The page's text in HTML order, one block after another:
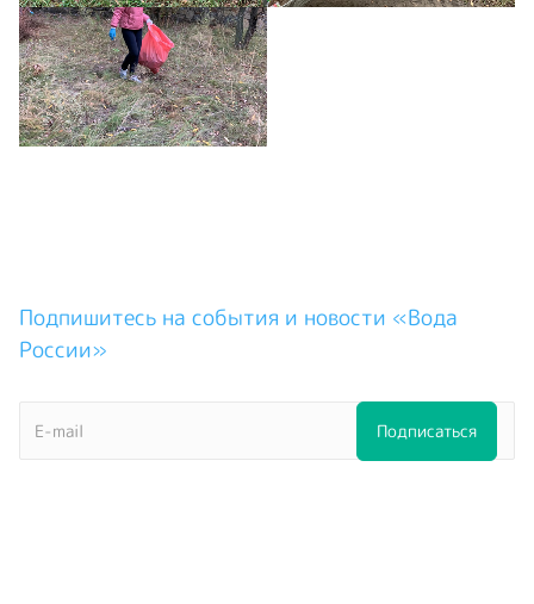
Подпишитесь на события и новости «Вода
России»